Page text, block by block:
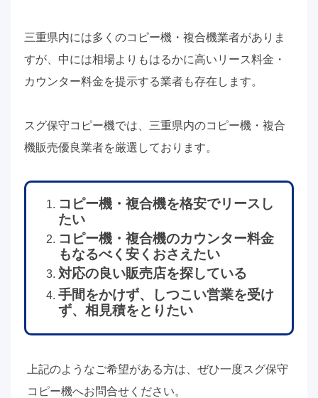
三重県内には多くのコピー機・複合機業者がありま
すが、中には相場よりもはるかに高いリース料金・
カウンター料金を提示する業者も存在します。
スグ保守コピー機では、三重県内のコピー機・複合
機販売優良業者を厳選しております。
コピー機・複合機を格安でリースし
たい
コピー機・複合機のカウンター料金
もなるべく安くおさえたい
対応の良い販売店を探している
手間をかけず、しつこい営業を受け
ず、相見積をとりたい
上記のようなご希望がある方は、ぜひ一度スグ保守
コピー機へお問合せください。